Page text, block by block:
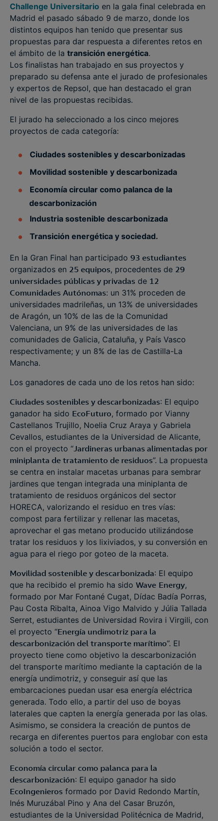
Challenge Universitario en la gala final celebrada en
Madrid el pasado sábado 9 de marzo, donde los
distintos equipos han tenido que presentar sus
propuestas para dar respuesta a diferentes retos en
el ámbito de la transición energética.
Los finalistas han trabajado en sus proyectos y
preparado su defensa ante el jurado de profesionales
y expertos de Repsol, que han destacado el gran
nivel de las propuestas recibidas.
El jurado ha seleccionado a los cinco mejores
proyectos de cada categoría:
Ciudades sostenibles y descarbonizadas
Movilidad sostenible y descarbonizada
Economía circular como palanca de la
descarbonización
Industria sostenible descarbonizada
Transición energética y sociedad.
En la Gran Final han participado 93 estudiantes
organizados en 25 equipos, procedentes de 29
universidades públicas y privadas de 12
Comunidades Autónomas: un 31% proceden de
universidades madrileñas, un 13% de universidades
de Aragón, un 10% de las de la Comunidad
Valenciana, un 9% de las universidades de las
comunidades de Galicia, Cataluña, y País Vasco
respectivamente; y un 8% de las de Castilla-La
Mancha.
Los ganadores de cada uno de los retos han sido:
Ciudades sostenibles y descarbonizadas: El equipo
ganador ha sido EcoFuturo, formado por Vianny
Castellanos Trujillo, Noelia Cruz Araya y Gabriela
Cevallos, estudiantes de la Universidad de Alicante,
con el proyecto “Jardineras urbanas alimentadas por
miniplanta de tratamiento de residuos”. La propuesta
se centra en instalar macetas urbanas para sembrar
jardines que tengan integrada una miniplanta de
tratamiento de residuos orgánicos del sector
HORECA, valorizando el residuo en tres vías:
compost para fertilizar y rellenar las macetas,
aprovechar el gas metano producido utilizándose
tratar los residuos y los lixiviados, y su conversión en
agua para el riego por goteo de la maceta.
Movilidad sostenible y descarbonizada: El equipo
que ha recibido el premio ha sido Wave Energy,
formado por Mar Fontané Cugat, Dídac Badía Porras,
Pau Costa Ribalta, Ainoa Vigo Malvido y Júlia Tallada
Serret, estudiantes de Universidad Rovira i Virgili, con
el proyecto “Energía undimotriz para la
descarbonización del transporte marítimo”. El
proyecto tiene como objetivo la descarbonización
del transporte marítimo mediante la captación de la
energía undimotriz, y conseguir así que las
embarcaciones puedan usar esa energía eléctrica
generada. Todo ello, a partir del uso de boyas
laterales que capten la energía generada por las olas.
Asimismo, se considera la creación de puntos de
recarga en diferentes puertos para englobar con esta
solución a todo el sector.
Economía circular como palanca para la
descarbonización: El equipo ganador ha sido
EcoIngenieros formado por David Redondo Martín,
Inés Muruzábal Pino y Ana del Casar Bruzón,
estudiantes de la Universidad Politécnica de Madrid,